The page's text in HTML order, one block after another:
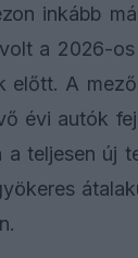
inkább
a 2026-
előtt. A
évi autók
a teljesen új